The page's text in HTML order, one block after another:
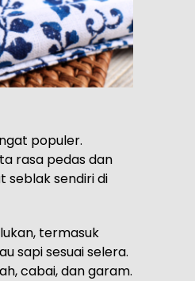
populer.
rasa pedas dan
seblak sendiri di
termasuk
sapi sesuai selera.
cabai, dan garam.